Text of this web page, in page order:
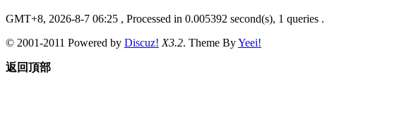
GMT+8, 2026-8-7 06:25 , Processed in 0.005392 second(s), 1 queries .
© 2001-2011 Powered by Discuz! X3.2. Theme ByYeei!
返回頂部